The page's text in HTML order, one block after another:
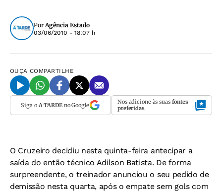
PorAgência Estado
03/06/2010 - 18:07 h
OUÇA COMPARTILHE
Siga o A TARDEno Google Nos adicione às suas fontes
preferidas
O Cruzeiro decidiu nesta quinta-feira antecipar a
saída do então técnico Adilson Batista. De forma
surpreendente, o treinador anunciou o seu pedido de
demissão nesta quarta, após o empate sem gols com